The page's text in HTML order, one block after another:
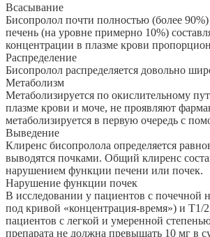
Всасывание
Бисопролол почти полностью (более
печень (на уровне примерно 10%)
концентрации в плазме крови
Распределение
Бисопролол распределяется довольно
Метаболизм
Метаболизируется по окислительному
плазме крови и моче, не проявляют
метаболизируется в первую очередь с
Выведение
Клиренс бисопролола определяется
выводятся почками. Общий клиренс
нарушением функции печени или почек.
Нарушение функции почек
В исследовании у пациентов с
под кривой «концентрация-время») и Т1/
пациентов с легкой и умеренной
препарата не должна превышать 10 мг в